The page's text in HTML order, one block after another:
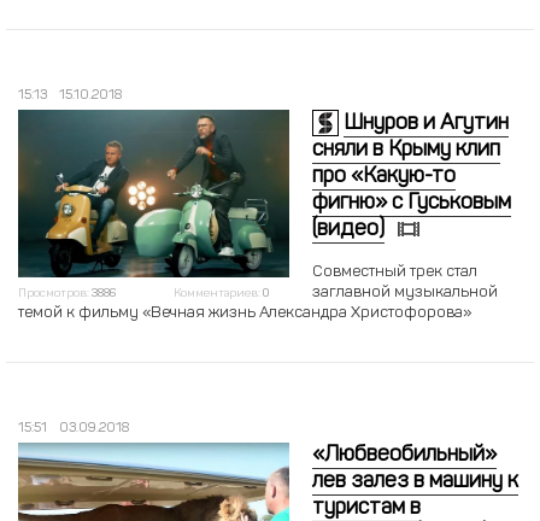
15:13 15.10.2018
Просмотров: 3886 Комментариев: 0
Шнуров и Агутин
сняли в Крыму клип
про «Какую-то
фигню» с Гуськовым
(видео)
Совместный трек стал
заглавной музыкальной
темой к фильму «Вечная жизнь Александра Христофорова»
15:51 03.09.2018
«Любвеобильный»
лев залез в машину к
туристам в